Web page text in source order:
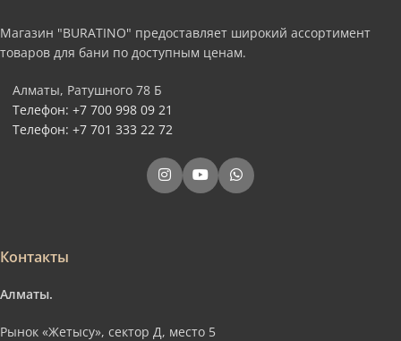
Магазин "BURATINO" предоставляет широкий ассортимент
товаров для бани по доступным ценам.
Алматы, Ратушного 78 Б
Телефон: +7 700 998 09 21
Телефон: +7 701 333 22 72
Контакты
Алматы.
Рынок «Жетысу», сектор Д, место 5